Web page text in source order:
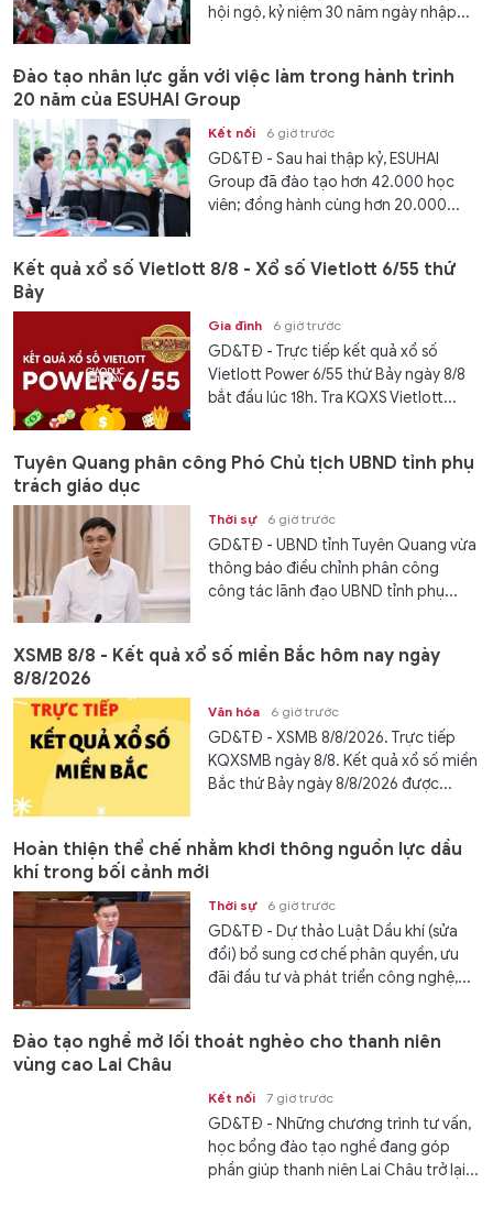
hội ngộ, kỷ niệm 30 năm ngày nhập...
Đào tạo nhân lực gắn với việc làm trong hành trình
20 năm của ESUHAI Group
Kết nối 6 giờ trước
GD&TĐ - Sau hai thập kỷ, ESUHAI
Group đã đào tạo hơn 42.000 học
viên; đồng hành cùng hơn 20.000...
Kết quả xổ số Vietlott 8/8 - Xổ số Vietlott 6/55 thứ
Bảy
Gia đình 6 giờ trước
GD&TĐ - Trực tiếp kết quả xổ số
Vietlott Power 6/55 thứ Bảy ngày 8/8
bắt đầu lúc 18h. Tra KQXS Vietlott...
Tuyên Quang phân công Phó Chủ tịch UBND tỉnh phụ
trách giáo dục
Thời sự 6 giờ trước
GD&TĐ - UBND tỉnh Tuyên Quang vừa
thông báo điều chỉnh phân công
công tác lãnh đạo UBND tỉnh phụ...
XSMB 8/8 - Kết quả xổ số miền Bắc hôm nay ngày
8/8/2026
Văn hóa 6 giờ trước
GD&TĐ - XSMB 8/8/2026. Trực tiếp
KQXSMB ngày 8/8. Kết quả xổ số miền
Bắc thứ Bảy ngày 8/8/2026 được...
Hoàn thiện thể chế nhằm khơi thông nguồn lực dầu
khí trong bối cảnh mới
Thời sự 6 giờ trước
GD&TĐ - Dự thảo Luật Dầu khí (sửa
đổi) bổ sung cơ chế phân quyền, ưu
đãi đầu tư và phát triển công nghệ,...
Đào tạo nghề mở lối thoát nghèo cho thanh niên
vùng cao Lai Châu
Kết nối 7 giờ trước
GD&TĐ - Những chương trình tư vấn,
học bổng đào tạo nghề đang góp
phần giúp thanh niên Lai Châu trở lại...